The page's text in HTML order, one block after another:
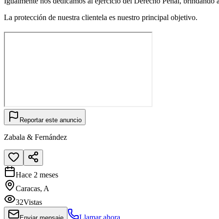
La protección de nuestra clientela es nuestro principal objetivo.
Reportar este anuncio
Zabala & Fernández
Hace 2 meses
Caracas, A
32Vistas
Llamar ahora